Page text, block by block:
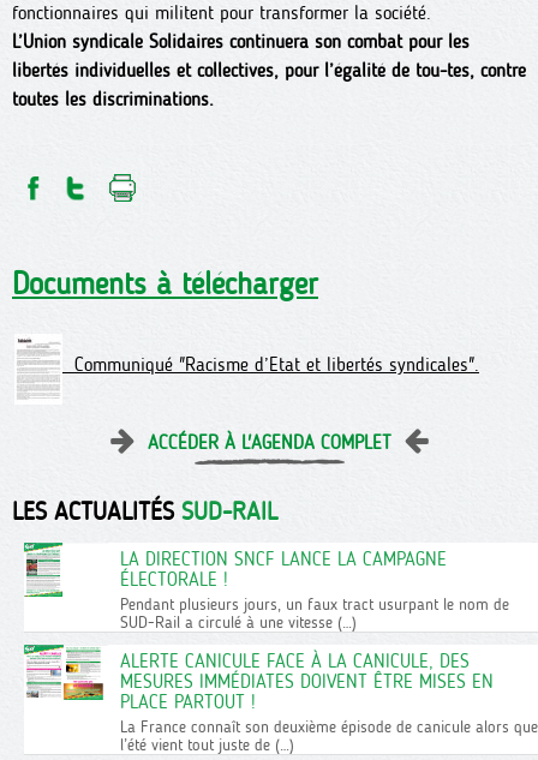
fonctionnaires qui militent pour transformer la société.
L’Union syndicale Solidaires continuera son combat pour les
libertés individuelles et collectives, pour l’égalité de tou-tes, contre
toutes les discriminations.
Documents à télécharger
Communiqué "Racisme d’Etat et libertés syndicales".
ACCÉDER À L'AGENDA COMPLET
LES ACTUALITÉS SUD-RAIL
LA DIRECTION SNCF LANCE LA CAMPAGNE
ÉLECTORALE !
Pendant plusieurs jours, un faux tract usurpant le nom de
SUD-Rail a circulé à une vitesse (…)
ALERTE CANICULE FACE À LA CANICULE, DES
MESURES IMMÉDIATES DOIVENT ÊTRE MISES EN
PLACE PARTOUT !
La France connaît son deuxième épisode de canicule alors que
l’été vient tout juste de (…)